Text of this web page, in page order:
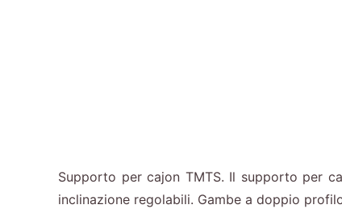
Supporto per cajon TMTS. Il supporto per
inclinazione regolabili. Gambe a doppio